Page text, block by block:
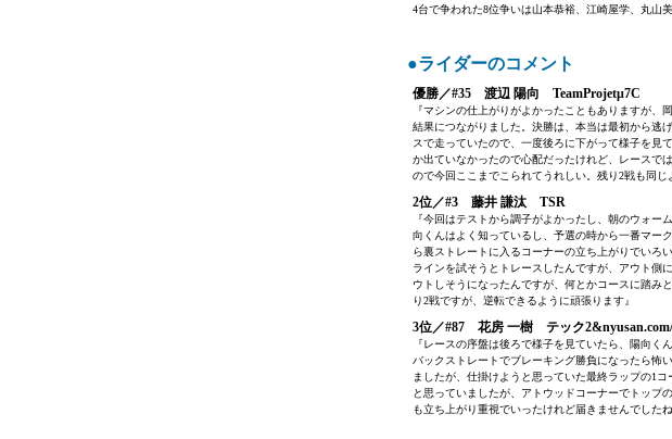
4台で争われた8位争いは山本恭裕、江崎屋学、丸山
●ライダーのコメント
優勝／#35 渡辺 陽向 TeamProjetμ7C
『マシンの仕上がりがよかったこともありますが
結果につながりました。決勝は、本当は最初から逃
スで走っていたので、一度後ろに下がって様子を見
か出ていなかったので心配だったけれど、レースで
ので今回ここまでこられてうれしい。残り2戦も同じ
2位／#3 藤井 謙汰 TSR
『今回はテストから調子がよかったし、朝のウォ
向くんはよく知っているし、予選の時から一番マー
ら裏ストレートに入るコーナーの立ち上がりでいろ
ラインを試そうとトレースしたんですが、アウト側
ウトしそうになったんですが、何とかコースに踏み
り2戦ですが、逆転できるように頑張ります』
3位／#87 花房 一樹 テック
『レースの序盤は後ろで様子を見ていたら、陽向く
バックストレートでブレーキング勝負になったら怖
ましたが、仕掛けようと思っていた最終ラップの1
と思っていましたが、アトウッドコーナーでトップ
も立ち上がり重視でいったけれど届きませんでしたね